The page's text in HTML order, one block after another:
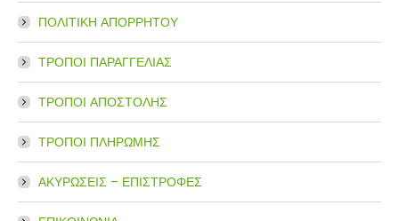
ΠΟΛΙΤΙΚΗ ΑΠΟΡΡΗΤΟΥ
ΤΡΟΠΟΙ ΠΑΡΑΓΓΕΛΙΑΣ
ΤΡΟΠΟΙ ΑΠΟΣΤΟΛΗΣ
ΤΡΟΠΟΙ ΠΛΗΡΩΜΗΣ
ΑΚΥΡΩΣΕΙΣ – ΕΠΙΣΤΡΟΦΕΣ